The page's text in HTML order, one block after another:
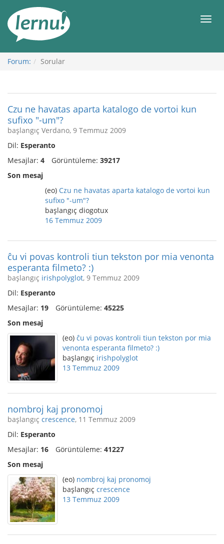
Görüntüleme
Forum: Sorular
Czu ne havatas aparta katalogo de vortoi kun
sufixo "-um"?
başlangıç Verdano, 9 Temmuz 2009
Dil: Esperanto
Mesajlar: 4 Görüntüleme: 39217
Son mesaj
(eo) Czu ne havatas aparta katalogo de vortoi kun
sufixo "-um"?
başlangıç diogotux
16 Temmuz 2009
ĉu vi povas kontroli tiun tekston por mia venonta
esperanta filmeto? :)
başlangıç irishpolyglot, 9 Temmuz 2009
Dil: Esperanto
Mesajlar: 19 Görüntüleme: 45225
Son mesaj
(eo) ĉu vi povas kontroli tiun tekston por mia
venonta esperanta filmeto? :)
başlangıç irishpolyglot
13 Temmuz 2009
nombroj kaj pronomoj
başlangıç crescence, 11 Temmuz 2009
Dil: Esperanto
Mesajlar: 16 Görüntüleme: 41227
Son mesaj
(eo) nombroj kaj pronomoj
başlangıç crescence
13 Temmuz 2009